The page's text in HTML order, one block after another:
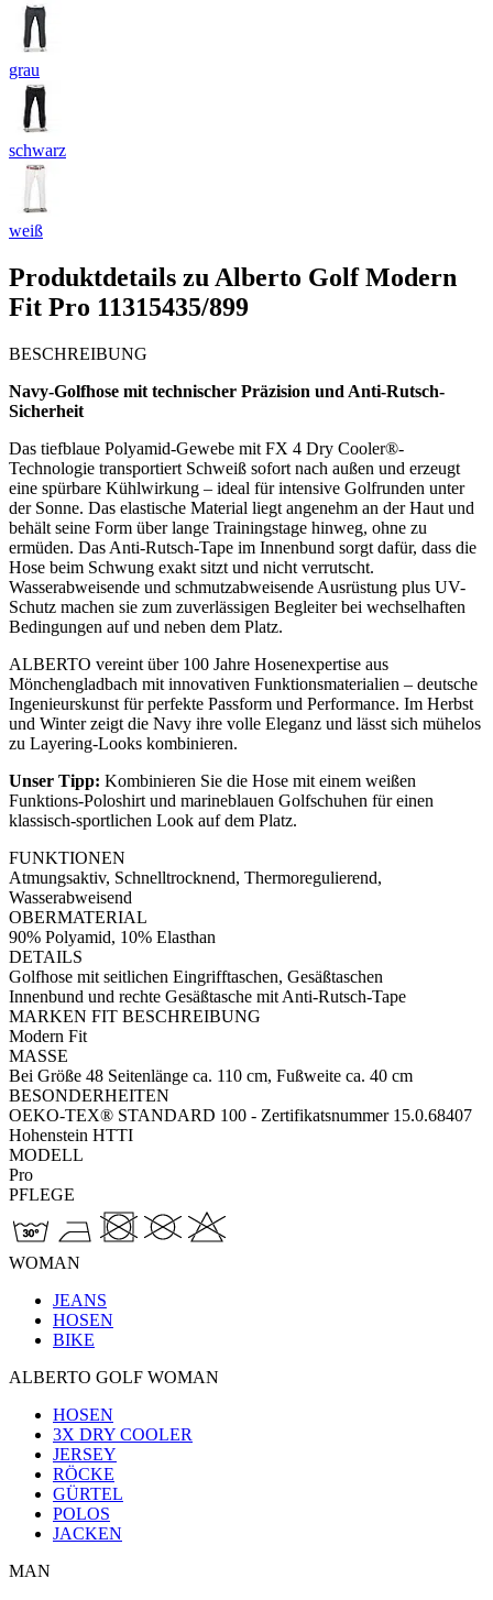
grau
schwarz
weiß
Produktdetails zu Alberto Golf Modern
Fit Pro 11315435/899
BESCHREIBUNG
Navy-Golfhose mit technischer Präzision und Anti-Rutsch-
Sicherheit
Das tiefblaue Polyamid-Gewebe mit FX 4 Dry Cooler®-
Technologie transportiert Schweiß sofort nach außen und erzeugt
eine spürbare Kühlwirkung – ideal für intensive Golfrunden unter
der Sonne. Das elastische Material liegt angenehm an der Haut und
behält seine Form über lange Trainingstage hinweg, ohne zu
ermüden. Das Anti-Rutsch-Tape im Innenbund sorgt dafür, dass die
Hose beim Schwung exakt sitzt und nicht verrutscht.
Wasserabweisende und schmutzabweisende Ausrüstung plus UV-
Schutz machen sie zum zuverlässigen Begleiter bei wechselhaften
Bedingungen auf und neben dem Platz.
ALBERTO vereint über 100 Jahre Hosenexpertise aus
Mönchengladbach mit innovativen Funktionsmaterialien – deutsche
Ingenieurskunst für perfekte Passform und Performance. Im Herbst
und Winter zeigt die Navy ihre volle Eleganz und lässt sich mühelos
zu Layering-Looks kombinieren.
Unser Tipp: Kombinieren Sie die Hose mit einem weißen
Funktions-Poloshirt und marineblauen Golfschuhen für einen
klassisch-sportlichen Look auf dem Platz.
FUNKTIONEN
Atmungsaktiv, Schnelltrocknend, Thermoregulierend,
Wasserabweisend
OBERMATERIAL
90% Polyamid, 10% Elasthan
DETAILS
Golfhose mit seitlichen Eingrifftaschen, Gesäßtaschen
Innenbund und rechte Gesäßtasche mit Anti-Rutsch-Tape
MARKEN FIT BESCHREIBUNG
Modern Fit
MASSE
Bei Größe 48 Seitenlänge ca. 110 cm, Fußweite ca. 40 cm
BESONDERHEITEN
OEKO-TEX® STANDARD 100 - Zertifikatsnummer 15.0.68407
Hohenstein HTTI
MODELL
Pro
PFLEGE
WOMAN
JEANS
HOSEN
BIKE
ALBERTO GOLF WOMAN
HOSEN
3X DRY COOLER
JERSEY
RÖCKE
GÜRTEL
POLOS
JACKEN
MAN